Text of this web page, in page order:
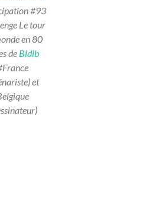
#93
Le tour
en 80
de Bidib
et